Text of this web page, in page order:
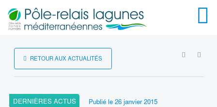
Menu
RETOUR AUX ACTUALITÉS
DERNIÈRES ACTUS Publié le 26 janvier 2015